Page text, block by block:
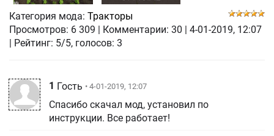
Категория мода: Тракторы
Просмотров: 6 309 Комментарии: 30
4-01-2019, 12:07
| Рейтинг: 5/5, голосов: 3
1 Гость • 4-01-2019, 12:07
Спасибо скачал мод, установил по
инструкции. Все работает!